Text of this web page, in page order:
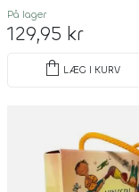
På lager
129,95 kr
shopping_bag LÆG I KURV